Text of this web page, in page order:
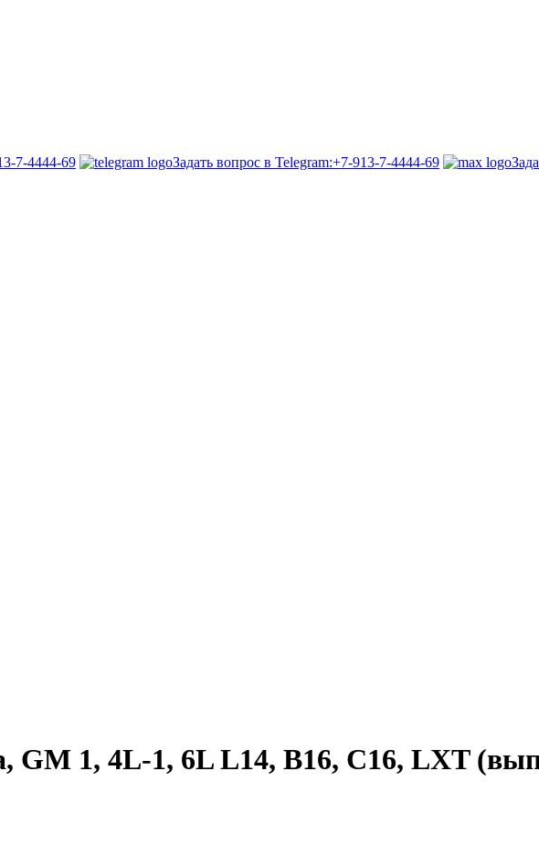
7-4444-69 Задать вопрос в Telegram:+7-913-7-4444-69
GM 1, 4L-1, 6L L14, B16, C16, LXT